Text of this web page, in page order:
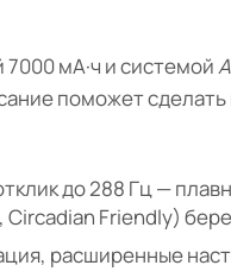
мА·ч и системой
поможет
до 288 Гц —
Friendly)
расширенные